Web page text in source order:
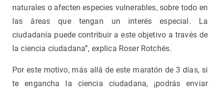
naturales o afecten especies vulnerables, sobre todo en
las áreas que tengan un interés especial. La
ciudadanía puede contribuir a este objetivo a través de
la ciencia ciudadana”, explica Roser Rotchés.
Por este motivo, más allá de este maratón de 3 días, si
te engancha la ciencia ciudadana, ¡podrás enviar